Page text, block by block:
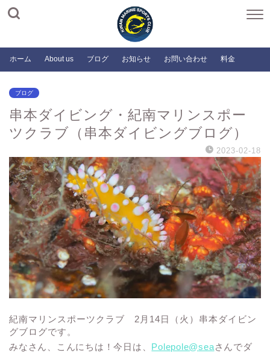
ホーム About us ブログ お知らせ お問い合わせ 料金
ブログ
串本ダイビング・紀南マリンスポー
ツクラブ（串本ダイビングブログ）
2023-02-18
紀南マリンスポーツクラブ 2月14日（火）串本ダイビン
グブログです。
みなさん、こんにちは！今日は、 Polepole@seaさんでダ